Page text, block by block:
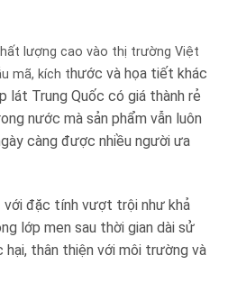
lượng cao vào thị trường Việt
mã, kích thước và họa tiết khác
lát Trung Quốc có giá thành rẻ
nước mà sản phẩm vẫn luôn
càng được nhiều người ưa
với đặc tính vượt trội như khả
lớp men sau thời gian dài sử
hại, thân thiện với môi trường và